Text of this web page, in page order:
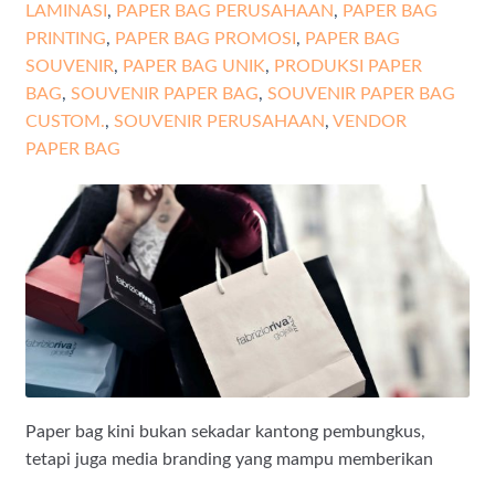
LAMINASI , PAPER BAG PERUSAHAAN, PAPER BAG
PRINTING, PAPER BAG PROMOSI , PAPER BAG
SOUVENIR, PAPER BAG UNIK, PRODUKSI PAPER
BAG, SOUVENIR PAPER BAG, SOUVENIR PAPER BAG
CUSTOM., SOUVENIR PERUSAHAAN, VENDOR
PAPER BAG
Paper bag kini bukan sekadar kantong pembungkus,
tetapi juga media branding yang mampu memberikan